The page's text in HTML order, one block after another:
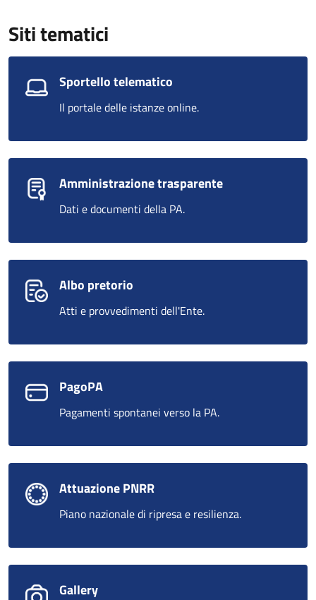
Siti tematici
Sportello telematico
Il portale delle istanze online.
Amministrazione trasparente
Dati e documenti della PA.
Albo pretorio
Atti e provvedimenti dell'Ente.
PagoPA
Pagamenti spontanei verso la PA.
Attuazione PNRR
Piano nazionale di ripresa e resilienza.
Gallery